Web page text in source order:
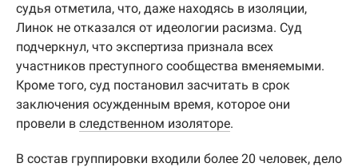
судья отметила, что, даже находясь в изоляции,
Линок не отказался от идеологии расизма. Суд
подчеркнул, что экспертиза признала всех
участников преступного сообщества вменяемыми.
Кроме того, суд постановил засчитать в срок
заключения осужденным время, которое они
провели в следственном изоляторе.
В состав группировки входили более 20 человек, дело